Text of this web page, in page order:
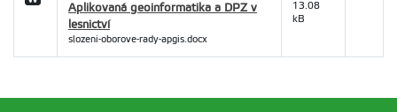
Aplikovaná geoinformatika a DPZ v
lesnictví
slozeni-oborove-rady-apgis.docx
13.08
kB